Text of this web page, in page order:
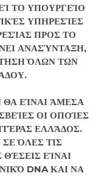
ΤΟ ΥΠΟΥΡΓΕΊΟ
ΥΠΗΡΕΣΊΕΣ
ΠΡΟΣ ΤΟ
ΑΝΑΣΎΝΤΑΞΗ,
ΌΛΩΝ ΤΩΝ
ΘΑ ΕΊΝΑΙ ΆΜΕΣΑ
ΟΙ ΟΠΟΊΕΣ
ΕΛΛΆΔΟΣ.
ΌΛΕΣ ΤΙΣ
ΕΊΝΑΙ
DNA ΚΑΙ ΝΑ